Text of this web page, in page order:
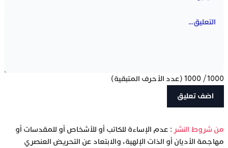
1000
/
1000 (عدد الأحرف المتبقية)
‫من شروط النشر : عدم الإساءة للكاتب أو للأشخاص أو للمقدسات أو
مهاجمة الأديان أو الذات الإلهية، والابتعاد عن التحريض العنصري